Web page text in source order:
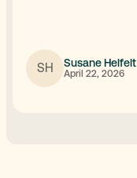
SH Susane Helfelt
April 22, 2026